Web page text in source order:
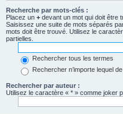
Recherche par mots-clés :
Placez un + devant un mot qui doit être
Saisissez une suite de mots séparés
mots doit être trouvé. Utilisez le
partielles.
Rechercher tous les termes
Rechercher n’importe lequel
Rechercher par auteur :
Utilisez le caractère « * » comme joker